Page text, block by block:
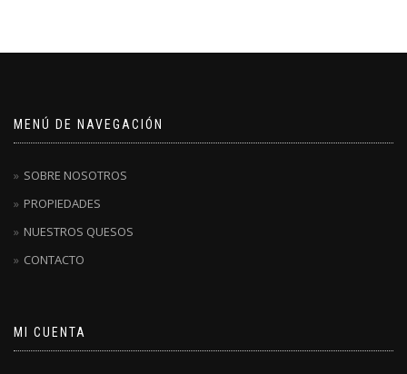
MENÚ DE NAVEGACIÓN
SOBRE NOSOTROS
PROPIEDADES
NUESTROS QUESOS
CONTACTO
MI CUENTA